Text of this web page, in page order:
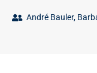
André Bauler,